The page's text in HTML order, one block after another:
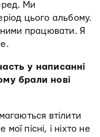
Ми
цього альбому.
ними працювати. Я
у написанні
брали нові
втілити
мої пісні, і ніхто не